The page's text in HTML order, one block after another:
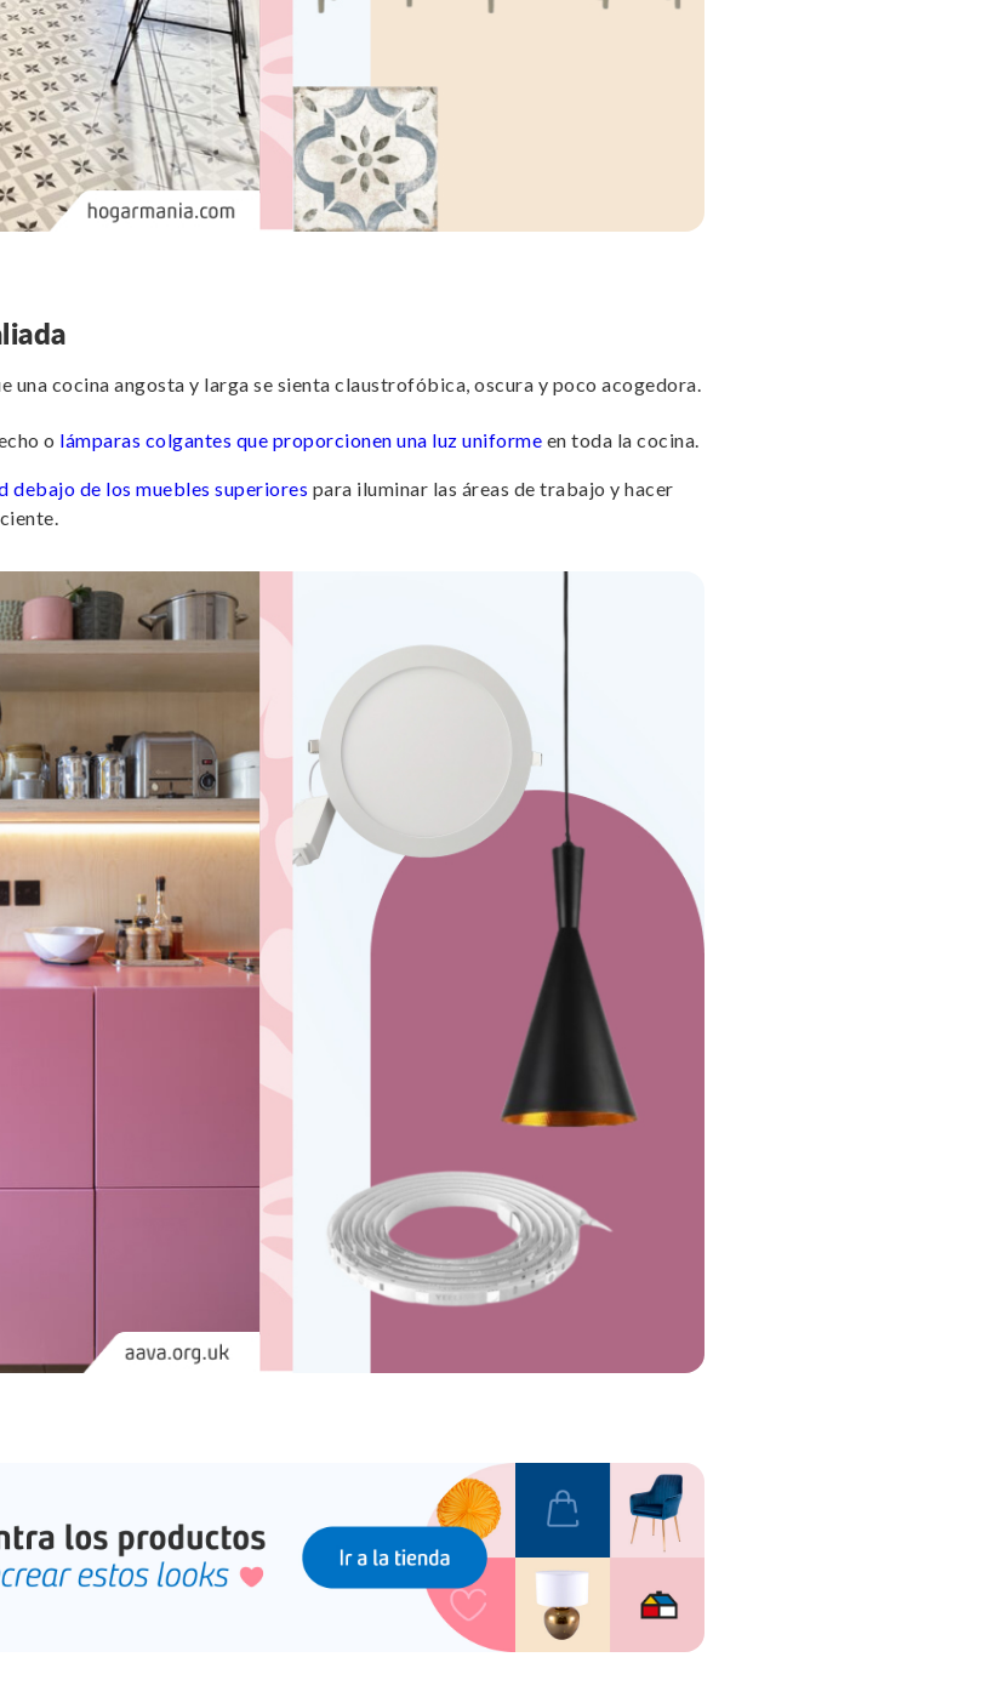
una cocina angosta y larga se sienta claustrofóbica, oscura y poco acogedora.
o lámparas colgantes que proporcionen una luz uniforme en toda la cocina.
debajo de los muebles superiores para iluminar las áreas de trabajo y hacer